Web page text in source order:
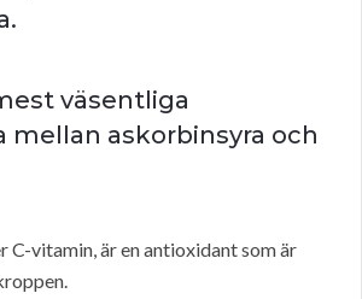
väsentliga
mellan askorbinsyra och
C-vitamin, är en antioxidant som är